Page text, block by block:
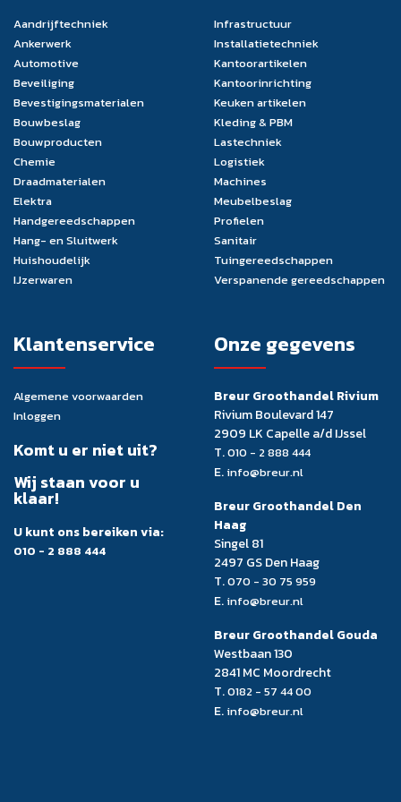
Aandrijftechniek
Ankerwerk
Automotive
Beveiliging
Bevestigingsmaterialen
Bouwbeslag
Bouwproducten
Chemie
Draadmaterialen
Elektra
Handgereedschappen
Hang- en Sluitwerk
Huishoudelijk
IJzerwaren
Infrastructuur
Installatietechniek
Kantoorartikelen
Kantoorinrichting
Keuken artikelen
Kleding & PBM
Lastechniek
Logistiek
Machines
Meubelbeslag
Profielen
Sanitair
Tuingereedschappen
Verspanende gereedschappen
Klantenservice
Algemene voorwaarden
Inloggen
Komt u er niet uit?
Wij staan voor u
klaar!
U kunt ons bereiken via:
010 - 2 888 444
Onze gegevens
Breur Groothandel Rivium
Rivium Boulevard 147
2909 LK Capelle a/d IJssel
T.010 - 2 888 444
E. info@breur.nl
Breur Groothandel Den
Haag
Singel 81
2497 GS Den Haag
T.070 - 30 75 959
E. info@breur.nl
Breur Groothandel Gouda
Westbaan 130
2841 MC Moordrecht
T.0182 - 57 44 00
E. info@breur.nl